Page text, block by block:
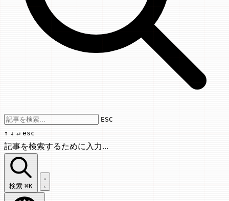
Use arrow keys to navigate results,
ESC
↑ ↓ ↵ esc
記事を検索するために入力...
記事を検索...
検索 ⌘K